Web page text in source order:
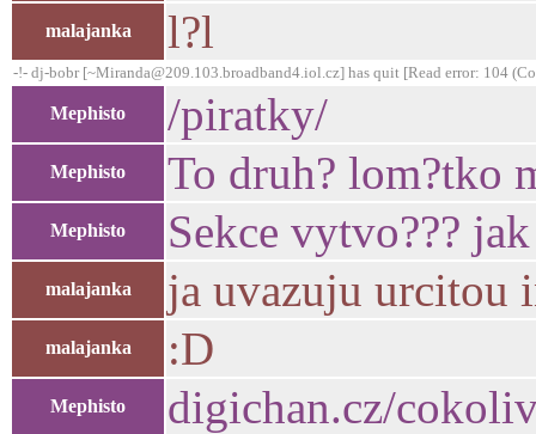
malajanka l?l
-!- dj-bobr [~Miranda@209.103.broadband4.iol.cz] has quit [Read error: 104
Mephisto /piratky/
Mephisto To druh? lom?tko
Mephisto Sekce vytvo???
malajanka ja uvazuju urcitou
malajanka :D
Mephisto digichan.cz/